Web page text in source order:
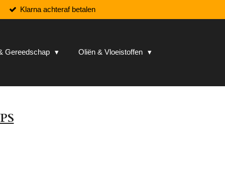
Klarna achteraf betalen
Gereedschap
Oliën & Vloeistoffen